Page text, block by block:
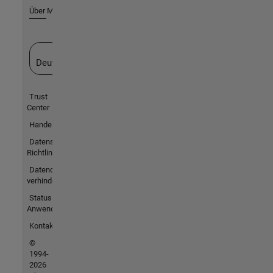
Über MathWorks
Deutschland
Trust
Center
Handelsmarken
Datenschutz-
Richtlinien
Datendiebstahl
verhindern
Status von
Anwendungen
Kontakt
©
1994-
2026